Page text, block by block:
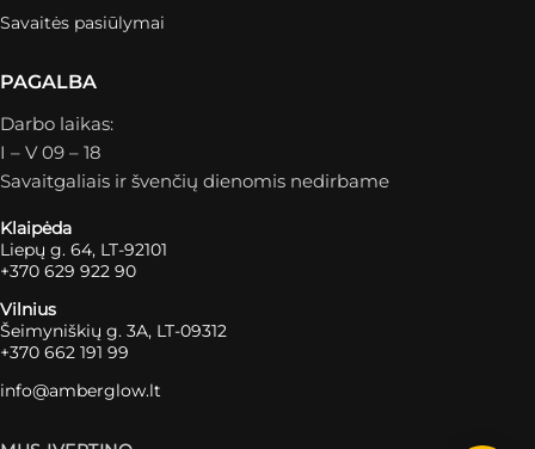
Savaitės pasiūlymai
PAGALBA
Darbo laikas:
I – V 09 – 18
Savaitgaliais ir švenčių dienomis nedirbame
Klaipėda
Liepų g. 64, LT-92101
+370 629 922 90
Vilnius
Šeimyniškių g. 3A, LT-09312
+370 662 191 99
info@amberglow.lt